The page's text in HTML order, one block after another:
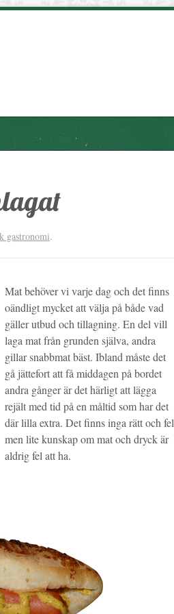
gastronomi.
Mat behöver vi varje dag och det finns
oändligt mycket att välja på både vad
gäller utbud och tillagning. En del vill
laga mat från grunden själva, andra
gillar snabbmat bäst. Ibland måste det
gå jättefort att få middagen på bordet
andra gånger är det härligt att lägga
rejält med tid på en måltid som har det
där lilla extra. Det finns inga rätt och fel
men lite kunskap om mat och dryck är
aldrig fel att ha.